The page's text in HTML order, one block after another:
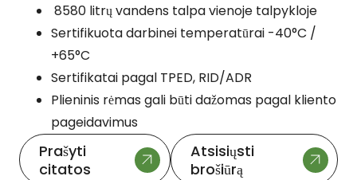
8580 litrų vandens talpa vienoje talpykloje
Sertifikuota darbinei temperatūrai -40°C /
+65°C
Sertifikatai pagal TPED, RID/ADR
Plieninis rėmas gali būti dažomas pagal kliento
pageidavimus
Prašyti
citatos
Atsisiųsti
brošiūrą